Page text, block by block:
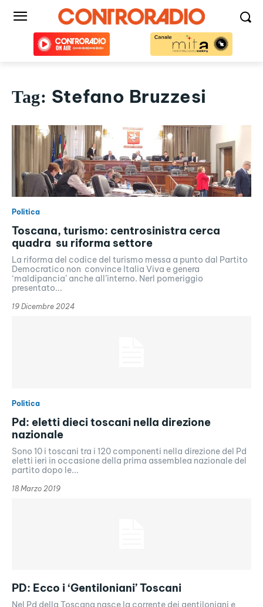
Tag: Stefano Bruzzesi
Politica
Toscana, turismo: centrosinistra cerca
quadra su riforma settore
La riforma del codice del turismo messa a punto dal Partito
Democratico non convince Italia Viva e genera
‘maldipancia’ anche all’interno. Nerl pomeriggio
presentato...
19 Dicembre 2024
Politica
Pd: eletti dieci toscani nella direzione
nazionale
Sono 10 i toscani tra i 120 componenti nella direzione del Pd
eletti ieri in occasione della prima assemblea nazionale del
partito dopo le...
18 Marzo 2019
PD: Ecco i ‘Gentiloniani’ Toscani
Nel Pd della Toscana nasce la corrente dei gentiloniani e